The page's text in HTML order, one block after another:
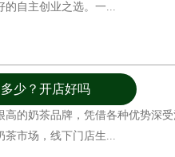
的自主创业之选。一...
少？开店好吗
高的奶茶品牌，凭借各种优势深
茶市场，线下门店生...